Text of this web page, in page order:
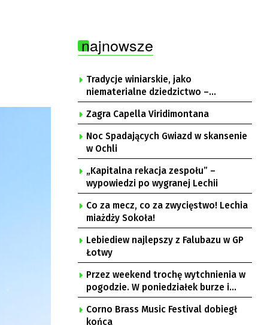
najnowsze
Tradycje winiarskie, jako
niematerialne dziedzictwo –
konsultacje i projekt
Zagra Capella Viridimontana
Noc Spadających Gwiazd w skansenie
w Ochli
„Kapitalna rekacja zespołu” –
wypowiedzi po wygranej Lechii
Co za mecz, co za zwycięstwo! Lechia
miażdży Sokoła!
Lebiediew najlepszy z Falubazu w GP
Łotwy
Przez weekend trochę wytchnienia w
pogodzie. W poniedziałek burze i
upał
Corno Brass Music Festival dobiegł
końca